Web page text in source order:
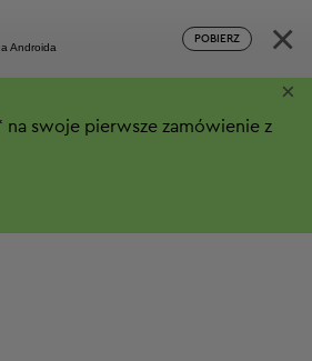
Androida
POBIERZ ×
na swoje pierwsze zamówienie z
×